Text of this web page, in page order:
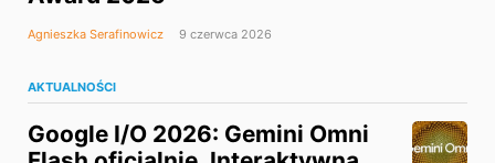
Agnieszka Serafinowicz 9 czerwca 2026
AKTUALNOŚCI
Google I/O 2026: Gemini Omni